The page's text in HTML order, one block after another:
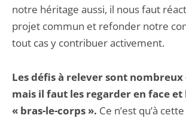
notre héritage aussi, il nous faut
projet commun et refonder notre
tout cas y contribuer activement.
Les défis à relever sont
mais il faut les regarder en face et
« bras-le-corps ». Ce n’est qu’à